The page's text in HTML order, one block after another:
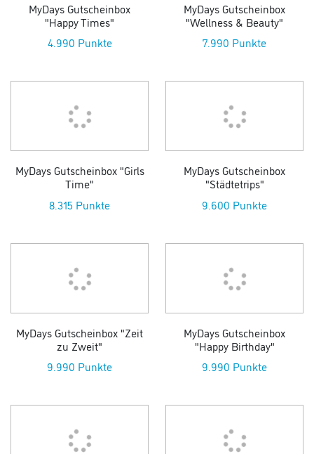
MyDays Gutscheinbox
"Happy Times"
4.990 Punkte
MyDays Gutscheinbox
"Wellness & Beauty"
7.990 Punkte
MyDays Gutscheinbox "Girls
Time"
8.315 Punkte
MyDays Gutscheinbox
"Städtetrips"
9.600 Punkte
MyDays Gutscheinbox "Zeit
zu Zweit"
9.990 Punkte
MyDays Gutscheinbox
"Happy Birthday"
9.990 Punkte